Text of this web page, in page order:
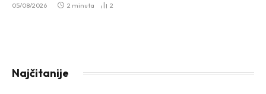
05/08/2026 2 minuta 2
Najčitanije